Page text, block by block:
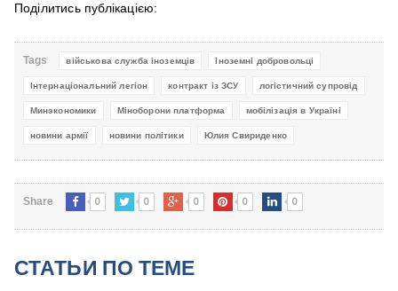
Поділитись публікацією:
Tags військова служба іноземців іноземні добровольці
Інтернаціональний легіон контракт із ЗСУ логістичний супровід
Минэкономики Міноборони платформа мобілізація в Україні
новини армії новини політики Юлия Свириденко
Share 0 0 0 0 0
СТАТЬИ ПО ТЕМЕ